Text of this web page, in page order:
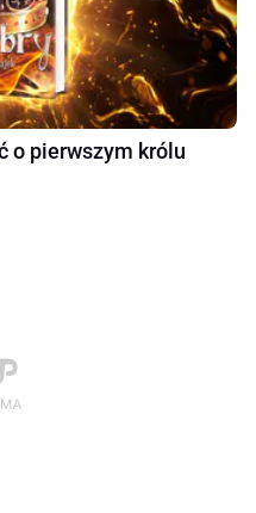
o pierwszym królu